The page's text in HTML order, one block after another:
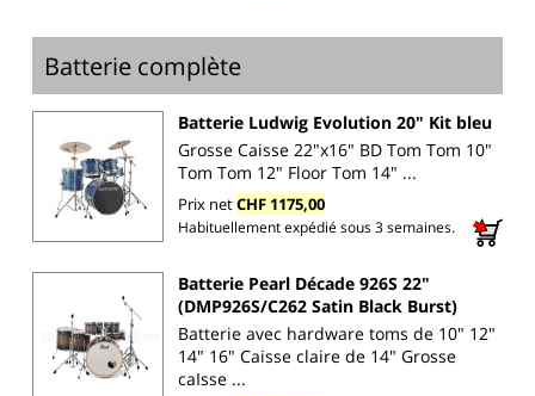
Batterie complète
Batterie Ludwig Evolution 20" Kit bleu
Grosse Caisse 22"x16" BD Tom Tom 10"
Tom Tom 12" Floor Tom 14" ...
Prix netCHF 1175,00
Habituellement expédié sous 3 semaines.
Batterie Pearl Décade 926S 22"
(DMP926S/C262 Satin Black Burst)
Batterie avec hardware toms de 10" 12"
14" 16" Caisse claire de 14" Grosse
caIsse ...